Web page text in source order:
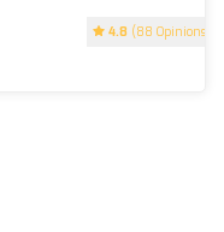
4.8 (88 Opinions)